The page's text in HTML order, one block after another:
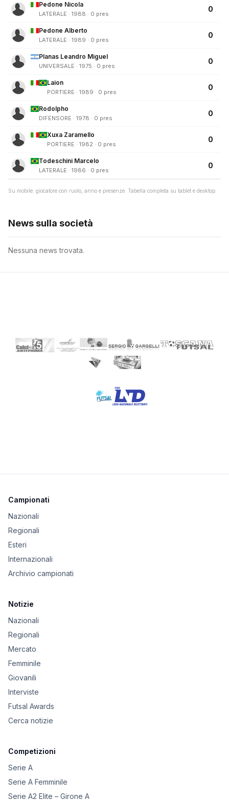
Pedone Nicola
LATERALE · 1988 · 0 pres
0
Pedone Alberto
LATERALE · 1989 · 0 pres
0
Planas Leandro Miguel
UNIVERSALE · 1975 · 0 pres
0
Laion
PORTIERE · 1989 · 0 pres
0
Rodolpho
DIFENSORE · 1978 · 0 pres
0
Xuxa Zaramello
PORTIERE · 1982 · 0 pres
0
Todeschini Marcelo
LATERALE · 1986 · 0 pres
0
Su mobile: giocatore con ruolo, anno e presenze. Tabella completa su tablet e desktop.
News sulla società
Nessuna news trovata.
Campionati
Nazionali
Regionali
Esteri
Internazionali
Archivio campionati
Notizie
Nazionali
Regionali
Mercato
Femminile
Giovanili
Interviste
Futsal Awards
Cerca notizie
Competizioni
Serie A
Serie A Femminile
Serie A2 Elite – Girone A